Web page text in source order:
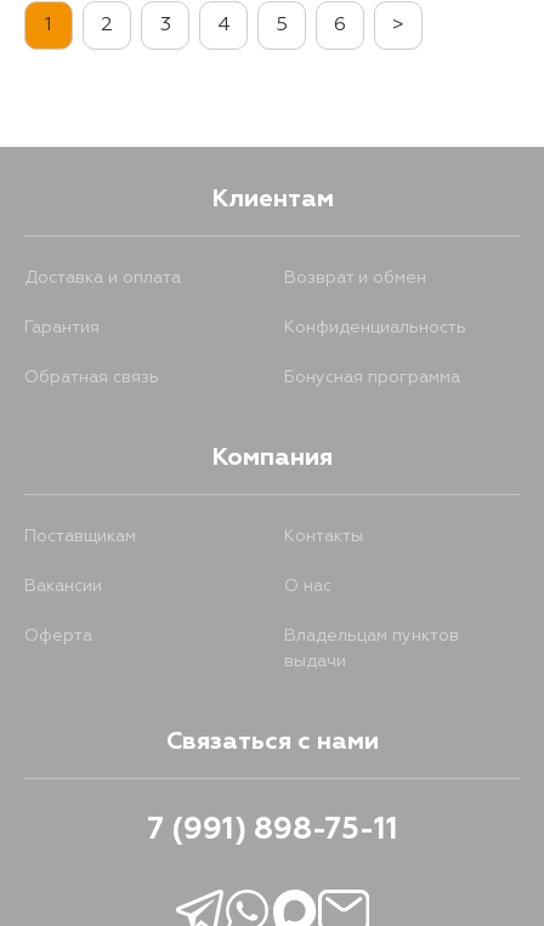
15 августа 584
28 августа 584
1 2 3 4 5 6 >
Клиентам
Доставка и оплата Возврат и обмен
Гарантия Конфиденциальность
Обратная связь Бонусная программа
Компания
Поставщикам Контакты
Вакансии О нас
Оферта
Владельцам пунктов
выдачи
Связаться с нами
7 (991) 898-75-11